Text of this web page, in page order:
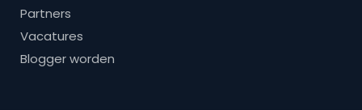
Partners
Vacatures
Blogger worden